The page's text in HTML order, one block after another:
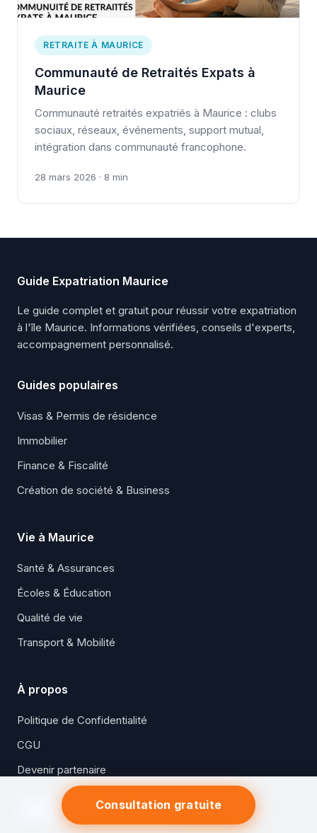
RETRAITE À MAURICE
Communauté de Retraités Expats à
Maurice
Communauté retraités expatriés à Maurice : clubs
sociaux, réseaux, événements, support mutual,
intégration dans communauté francophone.
28 mars 2026 · 8 min
Guide Expatriation Maurice
Le guide complet et gratuit pour réussir votre expatriation
à l'île Maurice. Informations vérifiées, conseils d'experts,
accompagnement personnalisé.
Guides populaires
Visas & Permis de résidence
Immobilier
Finance & Fiscalité
Création de société & Business
Vie à Maurice
Santé & Assurances
Écoles & Éducation
Qualité de vie
Transport & Mobilité
À propos
Politique de Confidentialité
CGU
Devenir partenaire
Suivez-nous sur Facebook
Consultation gratuite